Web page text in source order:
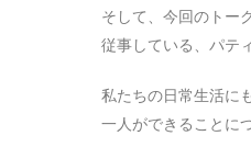
そして、今回のトー
従事している、パテ
私たちの日常生活に
一人ができることに